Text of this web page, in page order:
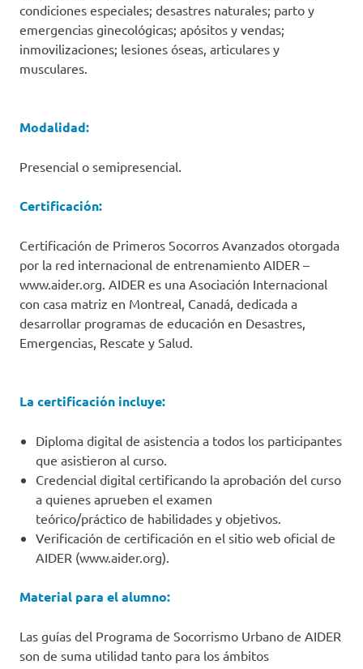
condiciones especiales; desastres naturales; parto y
emergencias ginecológicas; apósitos y vendas;
inmovilizaciones; lesiones óseas, articulares y
musculares.
Modalidad:
Presencial o semipresencial.
Certificación:
Certificación de Primeros Socorros Avanzados otorgada
por la red internacional de entrenamiento AIDER –
www.aider.org. AIDER es una Asociación Internacional
con casa matriz en Montreal, Canadá, dedicada a
desarrollar programas de educación en Desastres,
Emergencias, Rescate y Salud.
La certificación incluye:
Diploma digital de asistencia a todos los participantes
que asistieron al curso.
Credencial digital certificando la aprobación del curso
a quienes aprueben el examen
teórico/práctico de habilidades y objetivos.
Verificación de certificación en el sitio web oficial de
AIDER (www.aider.org).
Material para el alumno:
Las guías del Programa de Socorrismo Urbano de AIDER
son de suma utilidad tanto para los ámbitos